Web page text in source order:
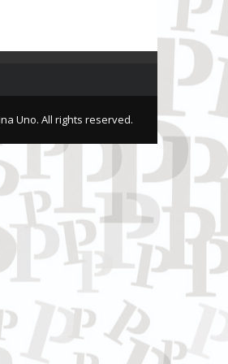
Uno. All rights reserved.